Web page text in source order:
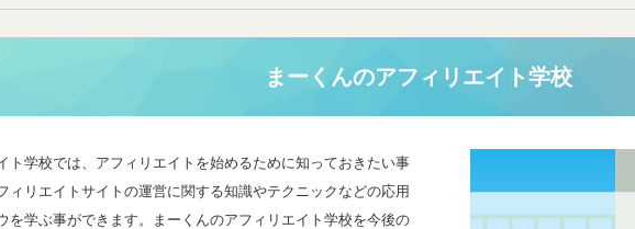
まーくんのアフィリエイト学校
ト学校では、アフィリエイトを始めるために知っておきたい事
ィリエイトサイトの運営に関する知識やテクニックなどの応用
を学ぶ事ができます。まーくんのアフィリエイト学校を今後の